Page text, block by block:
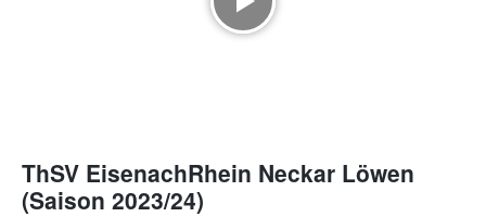
ThSV EisenachRhein Neckar Löwen
(Saison 2023/24)